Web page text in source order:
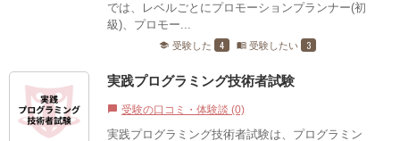
では、レベルごとにプロモーションプランナー(初
級)、プロモー...
school 受験した 4 menu_book 受験したい 3
実践プログラミング技術者試験
chat_bubble 受験の口コミ・体験談 (0)
実践プログラミング技術者試験は、プログラミン